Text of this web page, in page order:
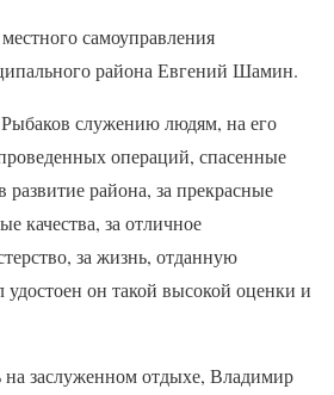
самоуправления
района Евгений Шамин.
служению людям, на его
операций, спасенные
района, за прекрасные
качества, за отличное
за жизнь, отданную
он такой высокой оценки и
на заслуженном отдыхе, Владимир